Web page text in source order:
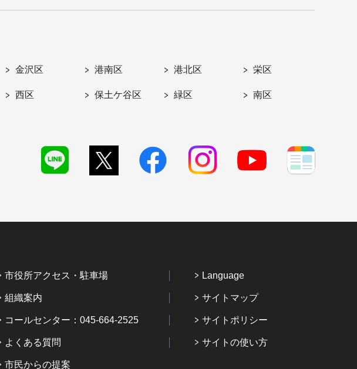
金沢区 港南区 港北区 栄区
西区 保土ケ谷区 緑区 南区
市役所アクセス・駐車場
組織案内
コールセンター：045-664-2525
よくある質問
市民からの提案
Language
サイトマップ
サイトポリシー
サイトの使い方